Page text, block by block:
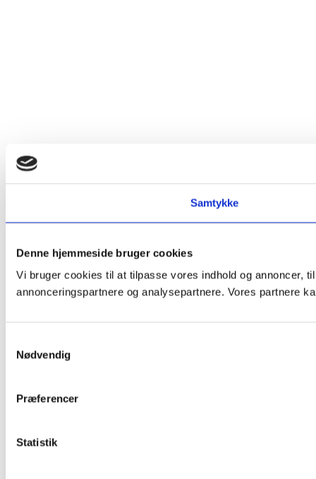
Samtykke
Denne hjemmeside bruger cookies
Vi bruger cookies til at tilpasse vores indhold og annoncer,
annonceringspartnere og analysepartnere. Vores partnere
Nødvendig
Præferencer
Statistik